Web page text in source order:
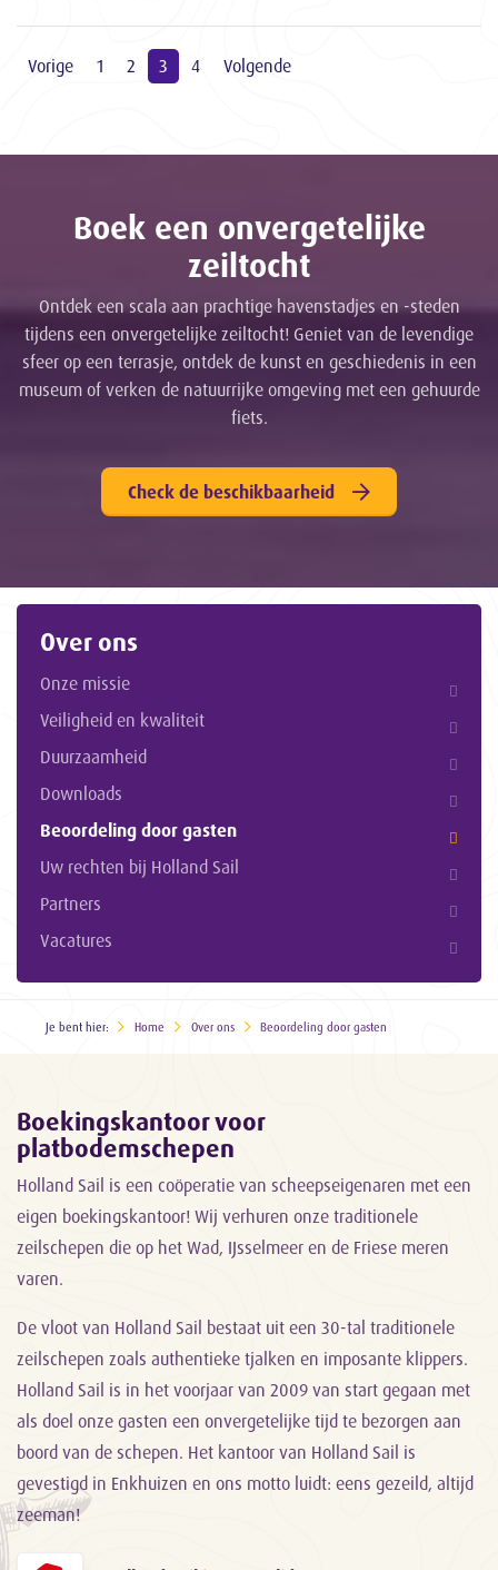
Vorige 1 2 3 4 Volgende
Boek een onvergetelijke
zeiltocht
Ontdek een scala aan prachtige havenstadjes en -steden
tijdens een onvergetelijke zeiltocht! Geniet van de levendige
sfeer op een terrasje, ontdek de kunst en geschiedenis in een
museum of verken de natuurrijke omgeving met een gehuurde
fiets.
Check de beschikbaarheid
Over ons
Onze missie
Veiligheid en kwaliteit
Duurzaamheid
Downloads
Beoordeling door gasten
Uw rechten bij Holland Sail
Partners
Vacatures
Je bent hier: Home Over ons Beoordeling door gasten
Boekingskantoor voor
platbodemschepen
Holland Sail is een coöperatie van scheepseigenaren met een
eigen boekingskantoor! Wij verhuren onze traditionele
zeilschepen die op het Wad, IJsselmeer en de Friese meren
varen.
De vloot van Holland Sail bestaat uit een 30-tal traditionele
zeilschepen zoals authentieke tjalken en imposante klippers.
Holland Sail is in het voorjaar van 2009 van start gegaan met
als doel onze gasten een onvergetelijke tijd te bezorgen aan
boord van de schepen. Het kantoor van Holland Sail is
gevestigd in Enkhuizen en ons motto luidt: eens gezeild, altijd
zeeman!